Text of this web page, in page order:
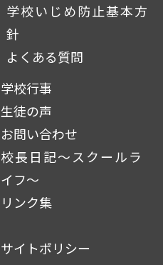
学校いじめ防止基本方
針
よくある質問
学校行事
生徒の声
お問い合わせ
校長日記～スクールラ
イフ～
リンク集
サイトポリシー